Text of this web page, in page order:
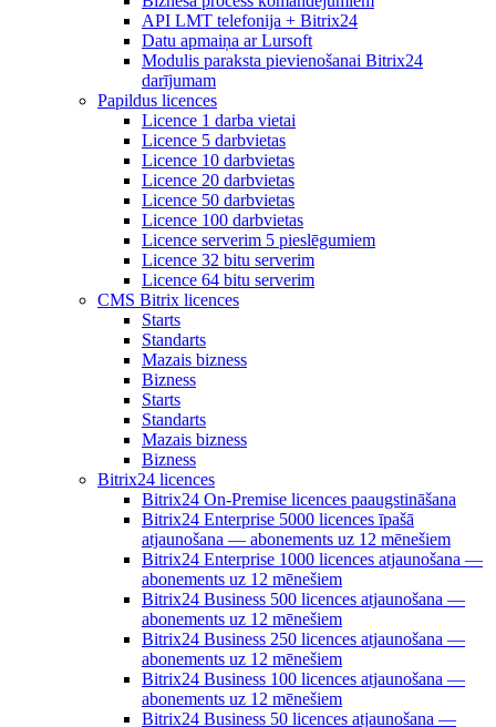
API LMT telefonija + Bitrix24
Datu apmaiņa ar Lursoft
Modulis paraksta pievienošanai Bitrix24
darījumam
Papildus licences
Licence 1 darba vietai
Licence 5 darbvietas
Licence 10 darbvietas
Licence 20 darbvietas
Licence 50 darbvietas
Licence 100 darbvietas
Licence serverim 5 pieslēgumiem
Licence 32 bitu serverim
Licence 64 bitu serverim
CMS Bitrix licences
Starts
Standarts
Mazais bizness
Bizness
Starts
Standarts
Mazais bizness
Bizness
Bitrix24 licences
Bitrix24 On-Premise licences paaugstināšana
Bitrix24 Enterprise 5000 licences īpašā
atjaunošana — abonements uz 12 mēnešiem
Bitrix24 Enterprise 1000 licences atjaunošana —
abonements uz 12 mēnešiem
Bitrix24 Business 500 licences atjaunošana —
abonements uz 12 mēnešiem
Bitrix24 Business 250 licences atjaunošana —
abonements uz 12 mēnešiem
Bitrix24 Business 100 licences atjaunošana —
abonements uz 12 mēnešiem
Bitrix24 Business 50 licences atjaunošana —